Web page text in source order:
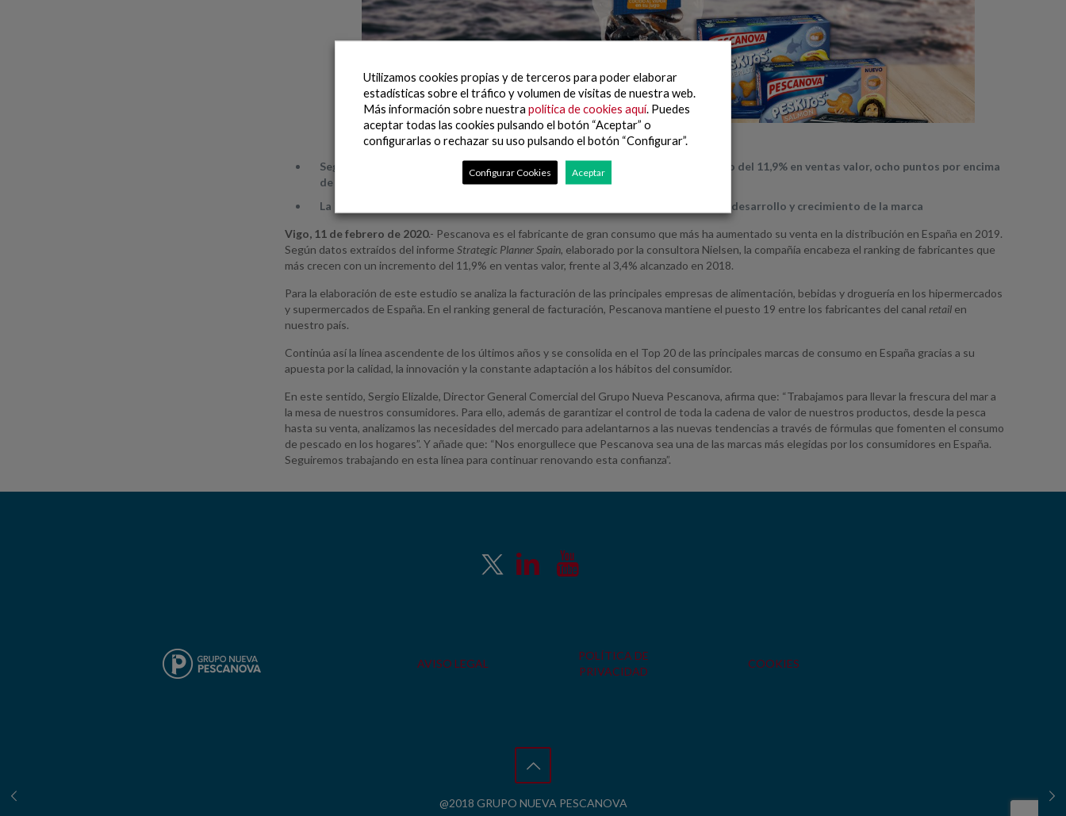
Según el informe Strategic Planner Spain
de Nielsen, ha registrado un crecimiento del 11,9% en ventas valor, ocho puntos por encima
de los datos obtenidos en 2018 (3,4%)
La innovación y calidad de los productos están siendo elementos clave para el desarrollo y crecimiento de la marca
Vigo, 11 de febrero de 2020.- Pescanova es el fabricante de gran consumo que más ha aumentado su venta en la distribución en España en 2019.
Según datos extraídos del informeStrategic PlannerSpain, elaborado por la consultora Nielsen, la compañía encabeza el ranking de fabricantes que
más crecen con un incremento del 11,9% en ventas valor, frente al 3,4% alcanzado en 2018.
Para la elaboración de este estudio se analiza la facturación de las principales empresas de alimentación, bebidas y droguería en los hipermercados
y supermercados de España. En el ranking general de facturación, Pescanova mantiene el puesto 19 entre los fabricantes del canal retail en
nuestro país.
Continúa así la línea ascendente de los últimos años y se consolida en el Top 20 de las principales marcas de consumo en España gracias a su
apuesta por la calidad, la innovación y la constante adaptación a los hábitos del consumidor.
En este sentido, Sergio Elizalde, Director General Comercial del Grupo Nueva Pescanova, afirma que: “Trabajamos para llevar la frescura del mar a
la mesa de nuestros consumidores. Para ello, además de garantizar el control de toda la cadena de valor de nuestros productos, desde la pesca
hasta su venta, analizamos las necesidades del mercado para adelantarnos a las nuevas tendencias a través de fórmulas que fomenten el consumo
de pescado en los hogares”. Y añade que: “Nos enorgullece que Pescanova sea una de las marcas más elegidas por los consumidores en España.
Seguiremos trabajando en esta línea para continuar renovando esta confianza”.
AVISO LEGAL
POLÍTICA DE
PRIVACIDAD
COOKIES
@2018 GRUPO NUEVA PESCANOVA
Utilizamos cookies propias y de terceros para poder elaborar
estadísticas sobre el tráfico y volumen de visitas de nuestra web.
Más información sobre nuestra política de cookies aquí. Puedes
aceptar todas las cookies pulsando el botón “Aceptar” o
configurarlas o rechazar su uso pulsando el botón “Configurar”.
Configurar Cookies Aceptar